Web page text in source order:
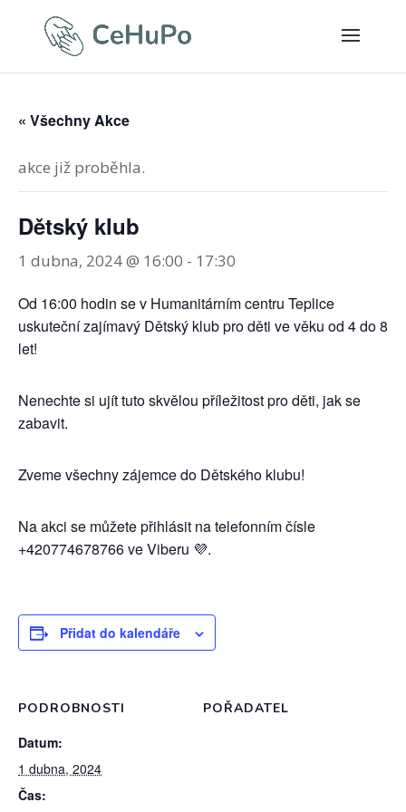
« Všechny Akce
akce již proběhla.
Dětský klub
1 dubna, 2024 @ 16:00 - 17:30
Od 16:00 hodin se v Humanitárním centru Teplice
uskuteční zajímavý Dětský klub pro děti ve věku od 4 do 8
let!
Nenechte si ujít tuto skvělou příležitost pro děti, jak se
zabavit.
Zveme všechny zájemce do Dětského klubu!
Na akci se můžete přihlásit na telefonním čísle
+420774678766 ve Viberu 💜.
Přidat do kalendáře
PODROBNOSTI
Datum:
1 dubna, 2024
Čas:
POŘADATEL